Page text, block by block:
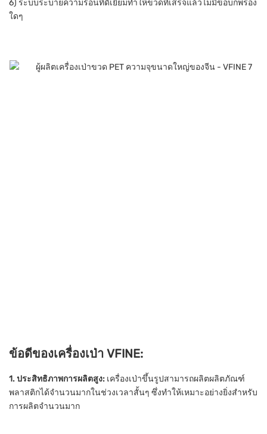
6) ระบบระบายความร้อนที่ดีเยี่ยมทำให้ขวดที่เสร็จแล้วไม่มีข้อบกพร่อง
ใดๆ
ข้อดีของเครื่องเป่า VFINE:
1. ประสิทธิภาพการผลิตสูง: เครื่องเป่าขึ้นรูปสามารถผลิตผลิตภัณฑ์
พลาสติกได้จำนวนมากในช่วงเวลาสั้นๆ ซึ่งทำให้เหมาะอย่างยิ่งสำหรับ
การผลิตจำนวนมาก